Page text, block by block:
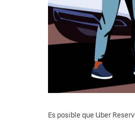
Es posible que Uber